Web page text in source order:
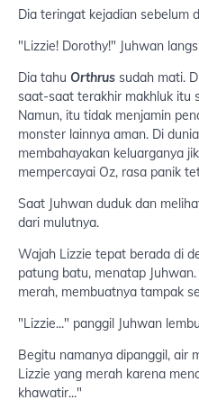
Dia teringat kejadian sebelum
"Lizzie! Dorothy!" Juhwan
Dia tahu Orthrus sudah mati.
saat-saat terakhir makhluk itu
Namun, itu tidak menjamin
monster lainnya aman. Di
membahayakan keluarganya
mempercayai Oz, rasa panik
Saat Juhwan duduk dan
dari mulutnya.
Wajah Lizzie tepat berada di
patung batu, menatap
merah, membuatnya tampak
"Lizzie..." panggil Juhwan
Begitu namanya dipanggil, air
Lizzie yang merah karena
khawatir..."